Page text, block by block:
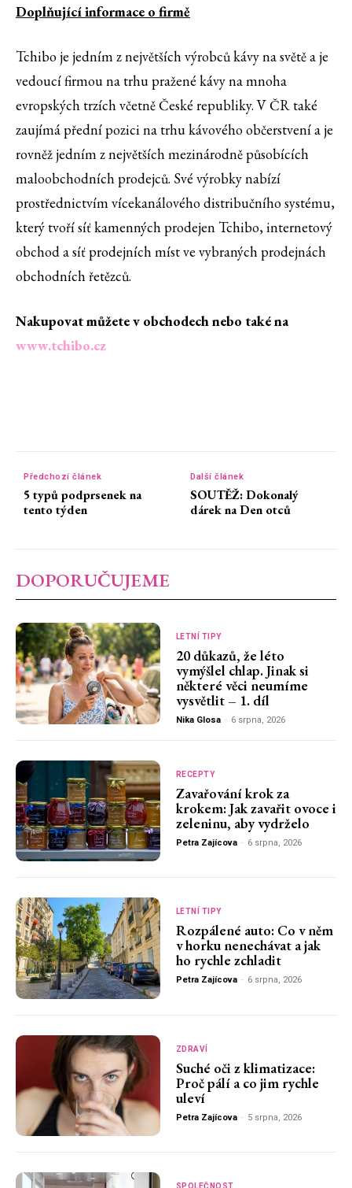
Doplňující informace o firmě
Tchibo je jedním z největších výrobců kávy na světě a je
vedoucí firmou na trhu pražené kávy na mnoha
evropských trzích včetně České republiky. V ČR také
zaujímá přední pozici na trhu kávového občerstvení a je
rovněž jedním z největších mezinárodně působících
maloobchodních prodejců. Své výrobky nabízí
prostřednictvím vícekanálového distribučního systému,
který tvoří síť kamenných prodejen Tchibo, internetový
obchod a síť prodejních míst ve vybraných prodejnách
obchodních řetězců.
Nakupovat můžete v obchodech nebo také na
www.tchibo.cz
Předchozí článek
5 typů podprsenek na
tento týden
Další článek
SOUTĚŽ: Dokonalý
dárek na Den otců
DOPORUČUJEME
LETNÍ TIPY
20 důkazů, že léto
vymýšlel chlap. Jinak si
některé věci neumíme
vysvětlit – 1. díl
Nika Glosa - 6 srpna, 2026
RECEPTY
Zavařování krok za
krokem: Jak zavařit ovoce i
zeleninu, aby vydrželo
Petra Zajícova - 6 srpna, 2026
LETNÍ TIPY
Rozpálené auto: Co v něm
v horku nenechávat a jak
ho rychle zchladit
Petra Zajícova - 6 srpna, 2026
ZDRAVÍ
Suché oči z klimatizace:
Proč pálí a co jim rychle
uleví
Petra Zajícova - 5 srpna, 2026